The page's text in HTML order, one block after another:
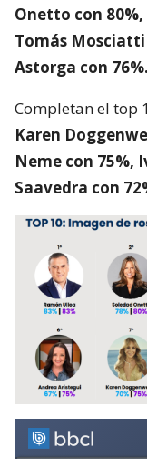
Onetto con
Tomás Mosciatti
Astorga con 76%.
Completan el top
Karen
Neme con 75%,
Saavedra con